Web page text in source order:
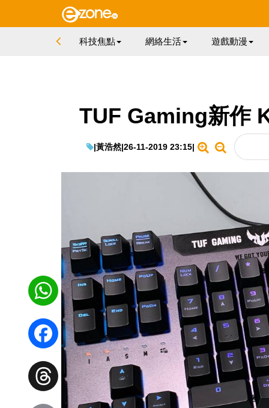
科技焦點 網絡生活 遊戲動漫
TUF Gaming新作
|黃浩然|26-11-2019 23:15|
WhatsApp
Facebook